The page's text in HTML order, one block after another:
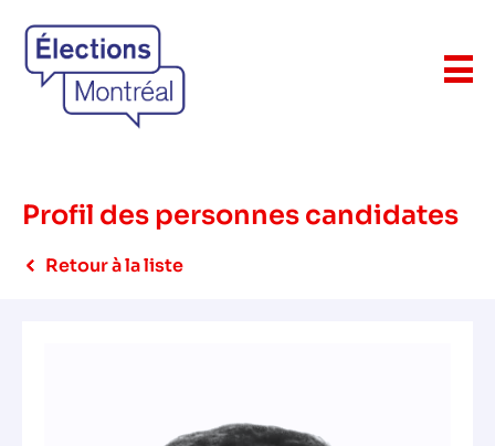
Profil des personnes candidates
Retour à la liste